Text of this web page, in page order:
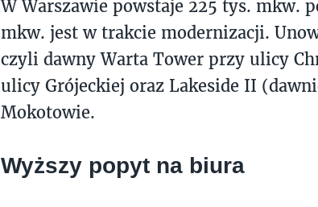
W Warszawie powstaje 225 tys. mkw.
mkw. jest w trakcie modernizacji.
czyli dawny Warta Tower przy ulicy
ulicy Grójeckiej oraz Lakeside II
Mokotowie.
Wyższy popyt na biura